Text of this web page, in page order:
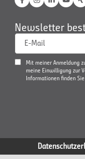
Newsletter
E-Mail
Mit meiner Anmeldung
meine Einwilligung zur
Informationen finden